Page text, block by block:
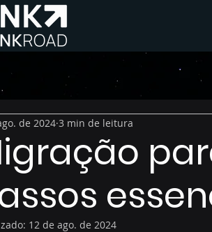
de 2024 3 min de leitura
12 de ago. de 2024